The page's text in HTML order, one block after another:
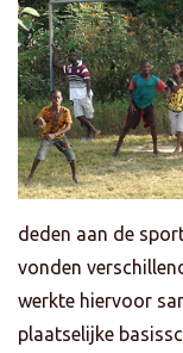
deden aan de
vonden
werkte hiervoor
plaatselijke